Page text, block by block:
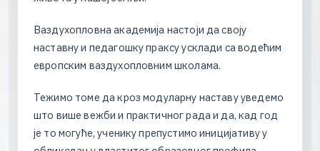
Ваздухопловна академија настоји да своју
наставнуи педагошкупраксуусклади са водећим
европским ваздухопловним школама.
Тежимо томе да кроз модуларну наставууведемо
што више вежби и практичнограда и да, кад год
је то могуће, ученикупрепустимо иницијативуу